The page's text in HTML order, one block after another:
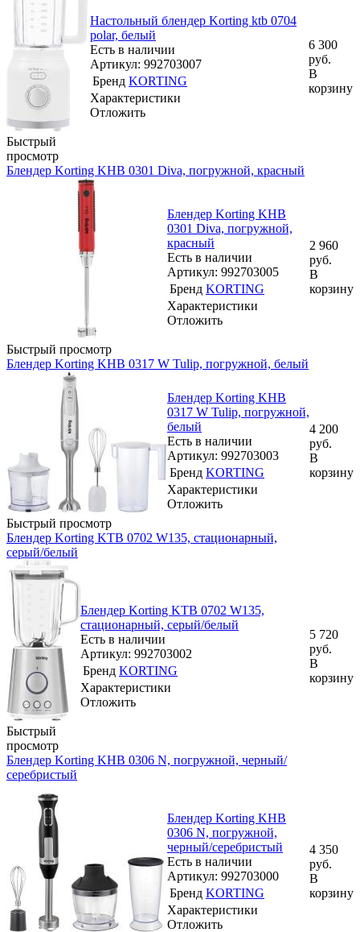
Быстрый
просмотр
Настольный блендер Korting ktb 0704
polar, белый
Есть в наличии
Артикул: 992703007
Бренд KORTING
Характеристики
Отложить
6 300
руб.
В
корзину
Блендер Korting KHB 0301 Diva, погружной, красный
Быстрый просмотр
Блендер Korting KHB
0301 Diva, погружной,
красный
Есть в наличии
Артикул: 992703005
Бренд KORTING
Характеристики
Отложить
2 960
руб.
В
корзину
Блендер Korting KHB 0317 W Tulip, погружной, белый
Быстрый просмотр
Блендер Korting KHB
0317 W Tulip, погружной,
белый
Есть в наличии
Артикул: 992703003
Бренд KORTING
Характеристики
Отложить
4 200
руб.
В
корзину
Блендер Korting KTB 0702 W135, стационарный,
серый/белый
Быстрый
просмотр
Блендер Korting KTB 0702 W135,
стационарный, серый/белый
Есть в наличии
Артикул: 992703002
Бренд KORTING
Характеристики
Отложить
5 720
руб.
В
корзину
Блендер Korting KHB 0306 N, погружной, черный/
серебристый
Блендер Korting KHB
0306 N, погружной,
черный/серебристый
Есть в наличии
Артикул: 992703000
Бренд KORTING
Характеристики
Отложить
4 350
руб.
В
корзину